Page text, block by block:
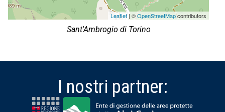
Leaflet | ©OpenStreetMapcontributors
Sant'Ambrogio di Torino
I nostri partner: